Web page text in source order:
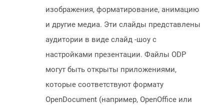
изображения, форматирование, анимацию
и другие медиа. Эти слайды представлены
аудитории в виде слайд -шоу с
настройками презентации. Файлы ODP
могут быть открыты приложениями,
которые соответствуют формату
OpenDocument (например, OpenOffice или